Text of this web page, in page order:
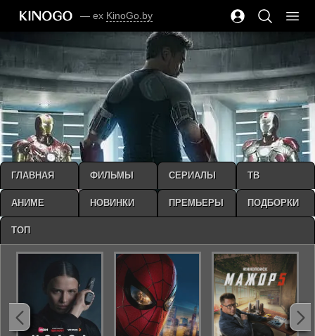
— ex KinoGo.by
ГЛАВНАЯ ФИЛЬМЫ СЕРИАЛЫ ТВ
АНИМЕ НОВИНКИ ПРЕМЬЕРЫ ПОДБОРКИ
ТОП